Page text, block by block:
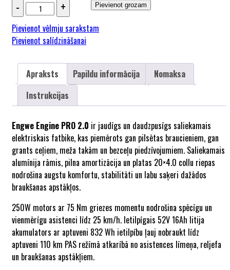
Pievienot grozam
Pievienot vēlmju sarakstam
Pievienot salīdzināšanai
Apraksts Papildu informācija
Nomaksa
Instrukcijas
Engwe Engine PRO 2.0 ir jaudīgs un daudzpusīgs saliekamais
elektriskais fatbike, kas piemērots gan pilsētas braucieniem, gan
grants ceļiem, meža takām un bezceļu piedzīvojumiem. Saliekamais
alumīnija rāmis, pilna amortizācija un platas 20×4.0 collu riepas
nodrošina augstu komfortu, stabilitāti un labu saķeri dažādos
braukšanas apstākļos.
250W motors ar 75 Nm griezes momentu nodrošina spēcīgu un
vienmērīgu asistenci līdz 25 km/h. Ietilpīgais 52V 16Ah litija
akumulators ar aptuveni 832 Wh ietilpību ļauj nobraukt līdz
aptuveni 110 km PAS režīmā atkarībā no asistences līmeņa, reljefa
un braukšanas apstākļiem.